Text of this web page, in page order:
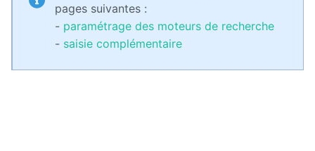
pages suivantes :
- paramétrage des moteurs de recherche
- saisie complémentaire